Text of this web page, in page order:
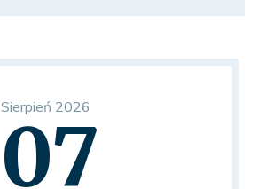
Sierpień 2026
07